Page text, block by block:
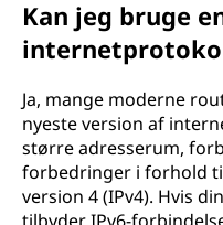
Kan jeg bruge
Ja, mange moderne
nyeste version af
større adresserum,
forbedringer i forhold
version 4 (IPv4). Hvis